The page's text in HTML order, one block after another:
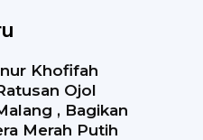
Khofifah
Ojol
, Bagikan
Merah Putih